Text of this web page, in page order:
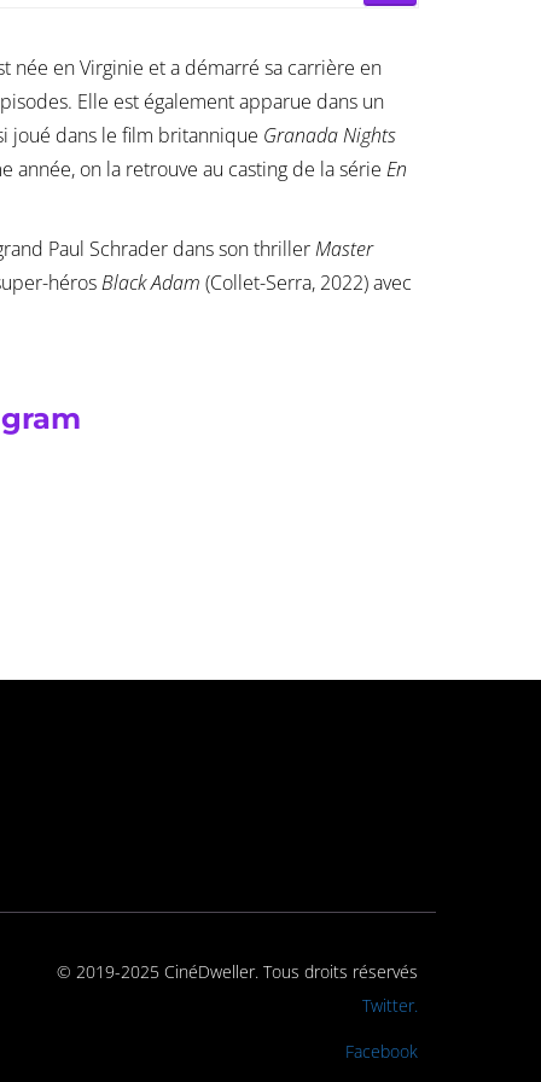
née en Virginie et a démarré sa carrière en
Elle est également apparue dans un
joué dans le film britannique Granada Nights
année, on la retrouve au casting de la série En
Paul Schrader dans son thrillerMaster
hérosBlack Adam (Collet-Serra, 2022) avec
© 2019-2025 CinéDweller. Tous droits réservés
Twitter.
Facebook